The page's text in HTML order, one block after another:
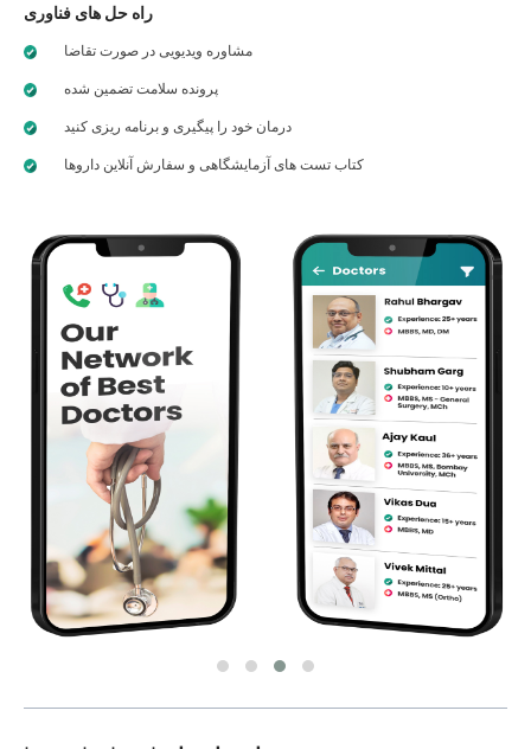
راه حل های فناوری
مشاوره ویدیویی در صورت تقاضا
پرونده سلامت تضمین شده
درمان خود را پیگیری و برنامه ریزی کنید
کتاب تست های آزمایشگاهی و سفارش آنلاین داروها